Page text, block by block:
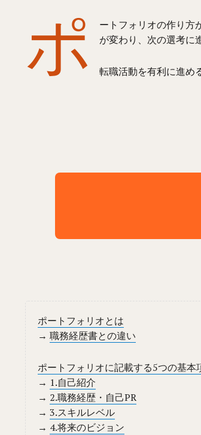
ポ
ートフォリオの作り方
が変わり、次の選考に
転職活動を有利に進め
ポートフォリオとは
→職務経歴書との違い
ポートフォリオに記載する5つの基本
→ 1.自己紹介
→ 2.職務経歴・自己PR
→3.スキルレベル
→ 4.将来のビジョン